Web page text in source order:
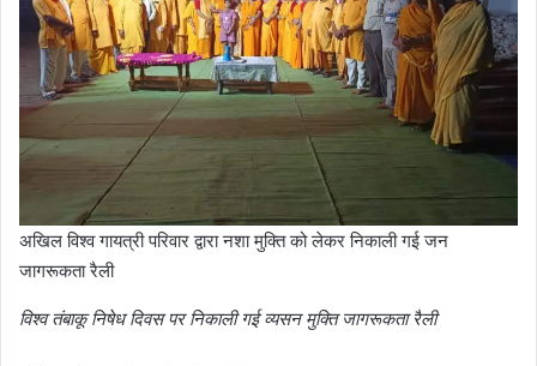
अखिल विश्व गायत्री परिवार द्वारा नशा मुक्ति को लेकर निकाली गई जन
जागरूकता रैली
विश्व तंबाकू निषेध दिवस पर निकाली गई व्यसन मुक्ति जागरूकता रैली